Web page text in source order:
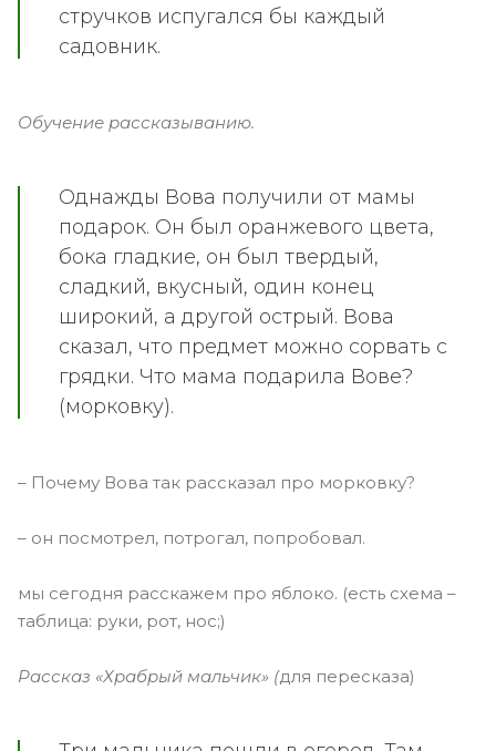
стручков испугался бы каждый
садовник.
Обучение рассказыванию.
Однажды Вова получили от мамы
подарок. Он был оранжевого цвета,
бока гладкие, он был твердый,
сладкий, вкусный, один конец
широкий, а другой острый. Вова
сказал, что предмет можно сорвать с
грядки. Что мама подарила Вове?
(морковку).
– Почему Вова так рассказал про морковку?
– он посмотрел, потрогал, попробовал.
мы сегодня расскажем про яблоко. (есть схема –
таблица: руки, рот, нос;)
Рассказ «Храбрый мальчик» (для пересказа)